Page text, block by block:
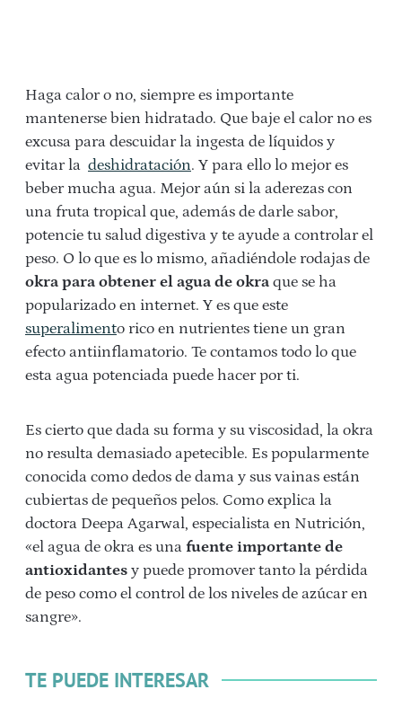
Haga calor o no, siempre es importante
mantenerse bien hidratado. Que baje el calor no es
excusa para descuidar la ingesta de líquidos y
evitar la deshidratación. Y para ello lo mejor es
beber mucha agua. Mejor aún si la aderezas con
una fruta tropical que, además de darle sabor,
potencie tu salud digestiva y te ayude a controlar el
peso. O lo que es lo mismo, añadiéndole rodajas de
okra para obtener el agua de okra que se ha
popularizado en internet. Y es que este
superalimento rico en nutrientes tiene un gran
efecto antiinflamatorio. Te contamos todo lo que
esta agua potenciada puede hacer por ti.
Es cierto que dada su forma y su viscosidad, la okra
no resulta demasiado apetecible. Es popularmente
conocida como dedos de dama y sus vainas están
cubiertas de pequeños pelos. Como explica la
doctora Deepa Agarwal, especialista en Nutrición,
«el agua de okra es una fuente importante de
antioxidantes y puede promover tanto la pérdida
de peso como el control de los niveles de azúcar en
sangre».
TE PUEDE INTERESAR